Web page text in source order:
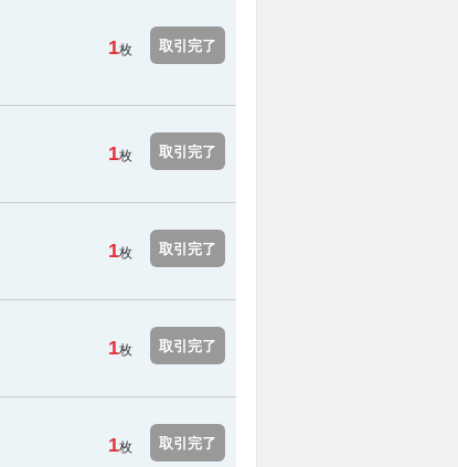
1枚 取引完了
1枚 取引完了
1枚 取引完了
1枚 取引完了
1枚 取引完了